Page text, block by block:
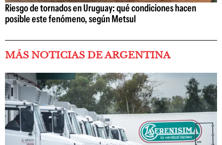
Riesgo de tornados en Uruguay: qué condiciones hacen
posible este fenómeno, según Metsul
MÁS NOTICIAS DE ARGENTINA